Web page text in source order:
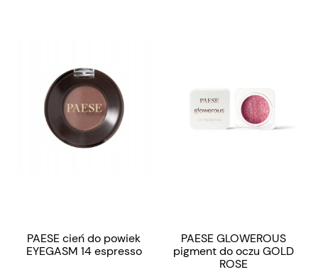
PAESE cień do powiek
EYEGASM 14 espresso
PAESE GLOWEROUS
pigment do oczu GOLD
ROSE